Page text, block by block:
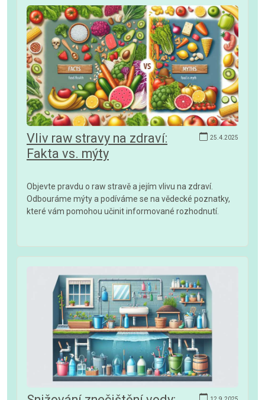
25.4.2025
Vliv raw stravy na zdraví:
Fakta vs. mýty
Objevte pravdu o raw stravě a jejím vlivu na zdraví.
Odbouráme mýty a podíváme se na vědecké poznatky,
které vám pomohou učinit informované rozhodnutí.